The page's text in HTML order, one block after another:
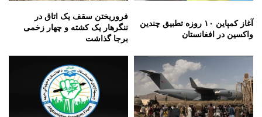
آغاز کمپاین ۱۰ روزه تطبیق چندین
واکسین در افغانستان
فروریختن سقف یک اتاق در
ننگرهار یک کشته و چهار زخمی
برجا گذاشت